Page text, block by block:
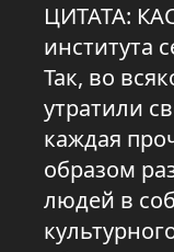
ЦИТАТА:
института
Так, во
утратили
каждая
образом
людей в